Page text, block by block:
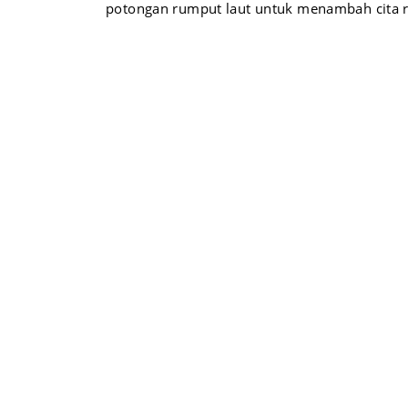
potongan rumput laut untuk menambah cita